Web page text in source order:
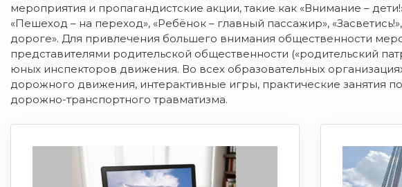
мероприятия и пропагандистские акции, такие как «Внимание –
«Пешеход – на переход», «Ребёнок – главный пассажир»,
дороге». Для привлечения большего внимания общественности
представителями родительской общественности («родительский
юных инспекторов движения. Во всех образовательных
дорожного движения, интерактивные игры, практические занятия
дорожно-транспортного травматизма.